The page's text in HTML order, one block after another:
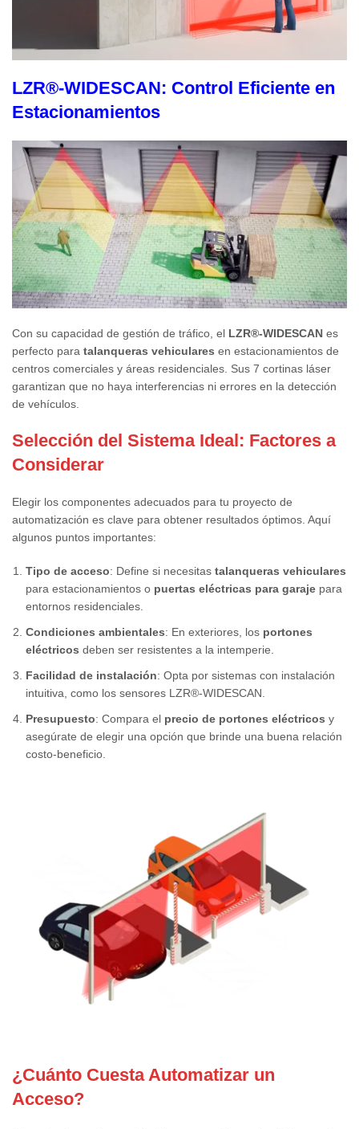
LZR®-WIDESCAN: Control Eficiente en
Estacionamientos
Con su capacidad de gestión de tráfico, el LZR®-WIDESCAN es
perfecto para talanqueras vehiculares en estacionamientos de
centros comerciales y áreas residenciales. Sus 7 cortinas láser
garantizan que no haya interferencias ni errores en la detección
de vehículos.
Selección del Sistema Ideal: Factores a
Considerar
Elegir los componentes adecuados para tu proyecto de
automatización es clave para obtener resultados óptimos. Aquí
algunos puntos importantes:
Tipo de acceso: Define si necesitas talanqueras vehiculares
para estacionamientos o puertas eléctricas para garaje para
entornos residenciales.
Condiciones ambientales: En exteriores, los portones
eléctricos deben ser resistentes a la intemperie.
Facilidad de instalación: Opta por sistemas con instalación
intuitiva, como los sensores LZR®-WIDESCAN
Presupuesto: Compara el precio de portones eléctricos y
asegúrate de elegir una opción que brinde una buena relación
costo-beneficio.
¿Cuánto Cuesta Automatizar un
Acceso?